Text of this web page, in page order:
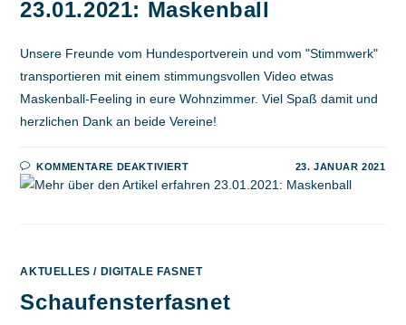
23.01.2021: Maskenball
Unsere Freunde vom Hundesportverein und vom "Stimmwerk"
transportieren mit einem stimmungsvollen Video etwas
Maskenball-Feeling in eure Wohnzimmer. Viel Spaß damit und
herzlichen Dank an beide Vereine!
KOMMENTARE DEAKTIVIERTFÜR
23.01.2021:
MASKENBALL
23. JANUAR 2021
AKTUELLES / DIGITALE FASNET
Schaufensterfasnet